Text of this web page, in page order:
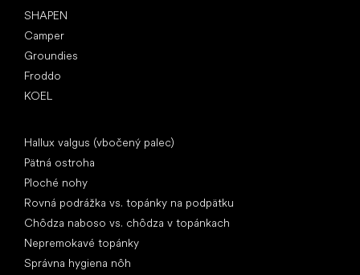
SHAPEN
Camper
Groundies
Froddo
KOEL
Hallux valgus (vbočený palec)
Pätná ostroha
Ploché nohy
Rovná podrážka vs. topánky na podpätku
Chôdza naboso vs. chôdza v topánkach
Nepremokavé topánky
Správna hygiena nôh